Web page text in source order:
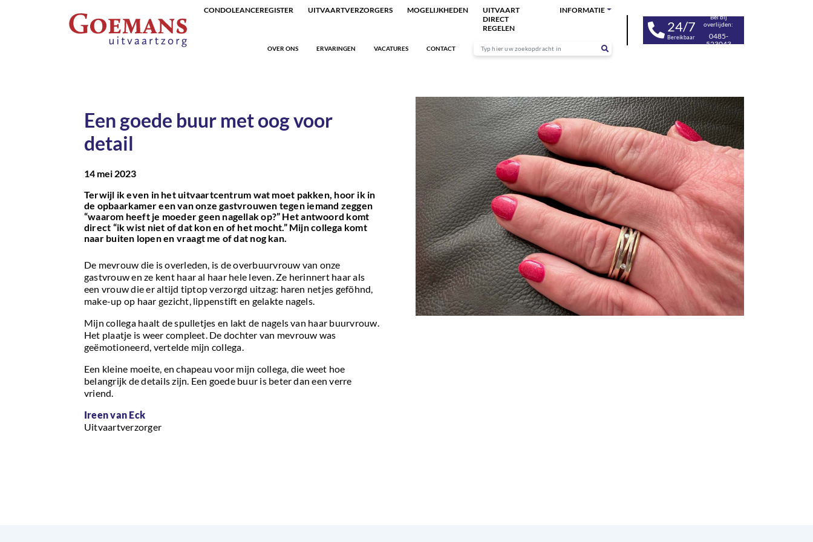
CONDOLEANCEREGISTER UITVAARTVERZORGERS MOGELIJKHEDEN
UITVAART
DIRECT
REGELEN
INFORMATIE
OVER ONS ERVARINGEN VACATURES CONTACT
24/7
Bereikbaar
Bel bij
overlijden:
0485-
523043
Een goede buur met oog voor
detail
14 mei 2023
Terwijl ik even in het uitvaartcentrum wat moet pakken, hoor ik in
de opbaarkamer een van onze gastvrouwen tegen iemand zeggen
“waarom heeft je moeder geen nagellak op?” Het antwoord komt
direct “ik wist niet of dat kon en of het mocht.” Mijn collega komt
naar buiten lopen en vraagt me of dat nog kan.
De mevrouw die is overleden, is de overbuurvrouw van onze
gastvrouw en ze kent haar al haar hele leven. Ze herinnert haar als
een vrouw die er altijd tiptop verzorgd uitzag: haren netjes geföhnd,
make-up op haar gezicht, lippenstift en gelakte nagels.
Mijn collega haalt de spulletjes en lakt de nagels van haar buurvrouw.
Het plaatje is weer compleet. De dochter van mevrouw was
geëmotioneerd, vertelde mijn collega.
Een kleine moeite, en chapeau voor mijn collega, die weet hoe
belangrijk de details zijn. Een goede buur is beter dan een verre
vriend.
Ireen van Eck
Uitvaartverzorger